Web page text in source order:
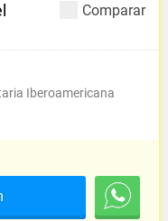
Comparar
Iberoamericana